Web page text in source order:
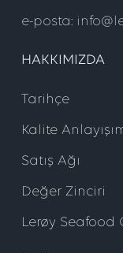
e-posta:
HAKKIMIZDA
Tarihçe
Kalite
Satış Ağı
Değer Zinciri
Lerøy Seafood